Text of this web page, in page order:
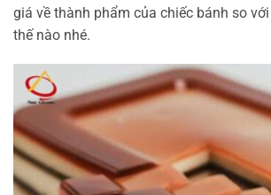
giá về thành phẩm của chiếc bánh so
thế nào nhé.